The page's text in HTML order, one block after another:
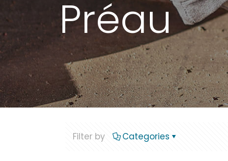
Préau
Filter by Categories